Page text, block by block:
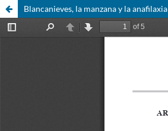
Blancanieves, la manzana y la anafilaxia